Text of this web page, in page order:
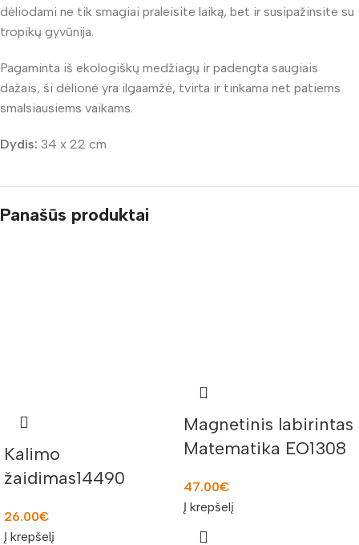
dėliodami ne tik smagiai praleisite laiką, bet ir susipažinsite su
tropikų gyvūnija.
Pagaminta iš ekologiškų medžiagų ir padengta saugiais
dažais, ši dėlionė yra ilgaamžė, tvirta ir tinkama net patiems
smalsiausiems vaikams.
Dydis: 34 x 22 cm
Panašūs produktai
Kalimo
žaidimas14490
26.00€
Į krepšelį
Magnetinis labirintas
Matematika EO1308
47.00€
Į krepšelį